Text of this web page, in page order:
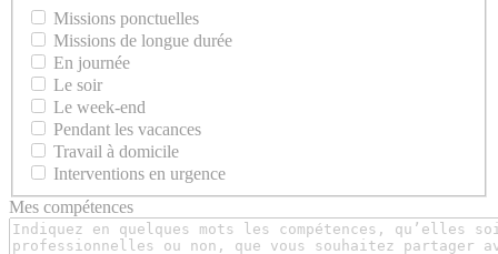
Missions ponctuelles
Missions de longue durée
En journée
Le soir
Le week-end
Pendant les vacances
Travail à domicile
Interventions en urgence
Mes compétences